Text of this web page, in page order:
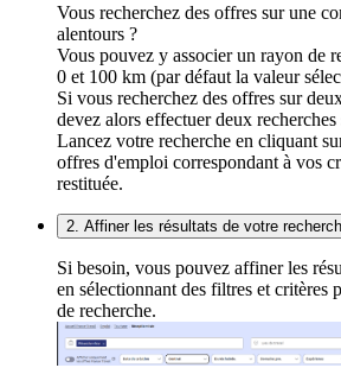
Vous recherchez des offres sur une
alentours ?
Vous pouvez y associer un rayon de
0 et 100 km (par défaut la valeur
Si vous recherchez des offres sur
devez alors effectuer deux recherches
Lancez votre recherche en cliquant
offres d'emploi correspondant à vos
restituée.
2. Affiner les résultats de votre
Si besoin, vous pouvez affiner les
en sélectionnant des filtres et critères
de recherche.